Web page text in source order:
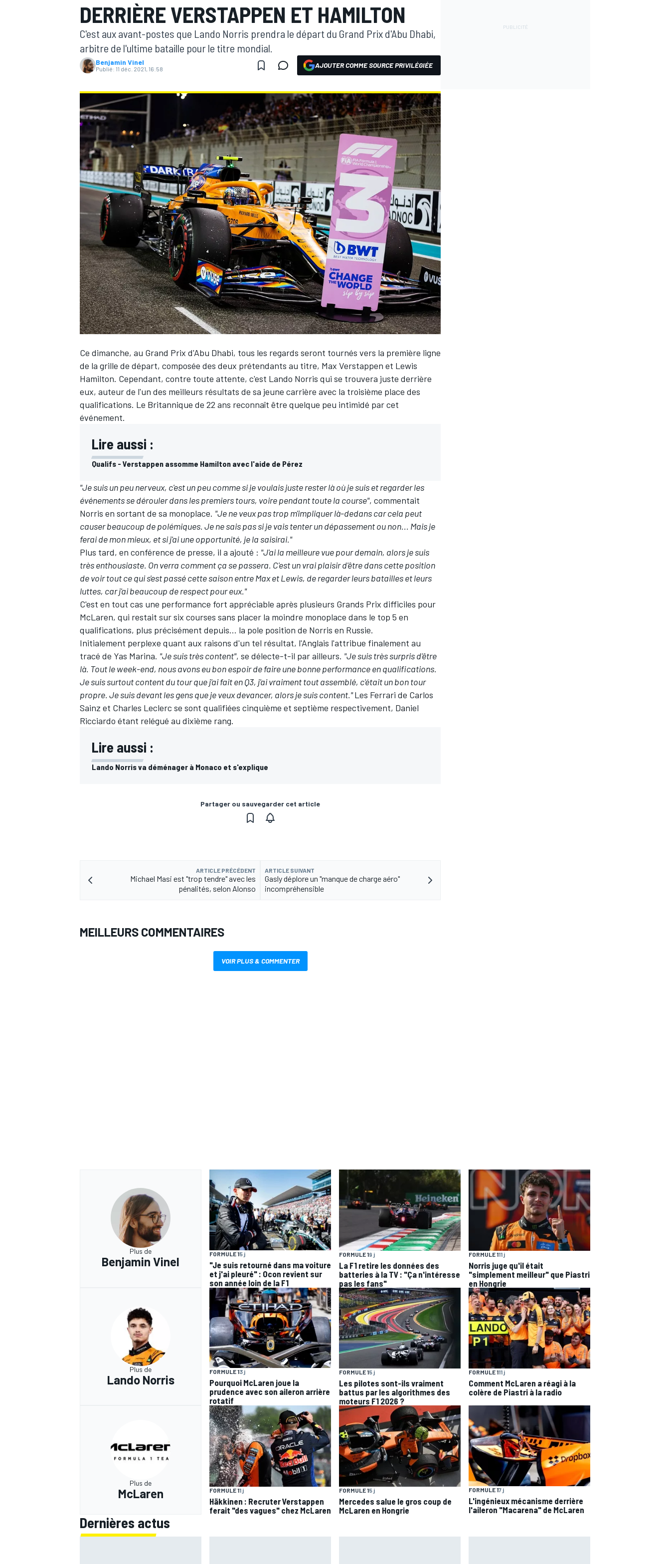
WRC
WEC
DERRIÈRE VERSTAPPEN ET HAMILTON
C'est aux avant-postes que Lando Norris prendra le départ du Grand Prix d'Abu Dhabi,
arbitre de l'ultime bataille pour le titre mondial.
Benjamin Vinel
Publié: 11 déc. 2021, 16:58 AJOUTER COMME SOURCE PRIVILÉGIÉE
Ce dimanche, au Grand Prix d'Abu Dhabi, tous les regards seront tournés vers la première ligne
de la grille de départ, composée des deux prétendants au titre, Max Verstappen et Lewis
Hamilton. Cependant, contre toute attente, c'est Lando Norris qui se trouvera juste derrière
eux, auteur de l'un des meilleurs résultats de sa jeune carrière avec la troisième place des
qualifications. Le Britannique de 22 ans reconnaît être quelque peu intimidé par cet
événement.
Lire aussi :
Qualifs - Verstappen assomme Hamilton avec l'aide de Pérez
"Je suis un peu nerveux, c'est un peu comme si je voulais juste rester là où je suis et regarder les
événements se dérouler dans les premiers tours, voire pendant toute la course", commentait
Norris en sortant de sa monoplace. "Je ne veux pas trop m'impliquer là-dedans car cela peut
causer beaucoup de polémiques. Je ne sais pas si je vais tenter un dépassement ou non... Mais je
ferai de mon mieux, et si j'ai une opportunité, je la saisirai."
Plus tard, en conférence de presse, il a ajouté : "J'ai la meilleure vue pour demain, alors je suis
très enthousiaste. On verra comment ça se passera. C'est un vrai plaisir d'être dans cette position
de voir tout ce qui s'est passé cette saison entre Max et Lewis, de regarder leurs batailles et leurs
luttes, car j'ai beaucoup de respect pour eux."
C'est en tout cas une performance fort appréciable après plusieurs Grands Prix difficiles pour
McLaren, qui restait sur six courses sans placer la moindre monoplace dans le top 5 en
qualifications, plus précisément depuis... la pole position de Norris en Russie.
Initialement perplexe quant aux raisons d'un tel résultat, l'Anglais l'attribue finalement au
tracé de Yas Marina. "Je suis très content", se délecte-t-il par ailleurs. "Je suis très surpris d'être
là. Tout le week-end, nous avons eu bon espoir de faire une bonne performance en qualifications.
Je suis surtout content du tour que j'ai fait en Q3, j'ai vraiment tout assemblé, c'était un bon tour
propre. Je suis devant les gens que je veux devancer, alors je suis content."Les Ferrari de Carlos
Sainz et Charles Leclerc se sont qualifiées cinquième et septième respectivement, Daniel
Ricciardo étant relégué au dixième rang.
Lire aussi :
Lando Norris va déménager à Monaco et s'explique
Partager ou sauvegarder cet article
ARTICLE PRÉCÉDENT
Michael Masi est "trop tendre" avec les
pénalités, selon Alonso
ARTICLE SUIVANT
Gasly déplore un "manque de charge aéro"
incompréhensible
MEILLEURS COMMENTAIRES
VOIR PLUS & COMMENTER
Plus de
Benjamin Vinel
FORMULE 15 j
"Je suis retourné dans ma voiture
et j'ai pleuré" : Ocon revient sur
son année loin de la F1
FORMULE 19 j
La F1 retire les données des
batteries à la TV : "Ça n'intéresse
pas les fans"
FORMULE 111 j
Norris juge qu'il était
"simplement meilleur" que Piastri
en Hongrie
Plus de
Lando Norris
FORMULE 13 j
Pourquoi McLaren joue la
prudence avec son aileron arrière
rotatif
FORMULE 15 j
Les pilotes sont-ils vraiment
battus par les algorithmes des
moteurs F1 2026 ?
FORMULE 111 j
Comment McLaren a réagi à la
colère de Piastri à la radio
Plus de
McLaren FORMULE 11 j
Häkkinen : Recruter Verstappen
ferait "des vagues" chez McLaren
FORMULE 15 j
Mercedes salue le gros coup de
McLaren en Hongrie
FORMULE 17 j
L'ingénieux mécanisme derrière
l'aileron "Macarena" de McLaren
Dernières actus